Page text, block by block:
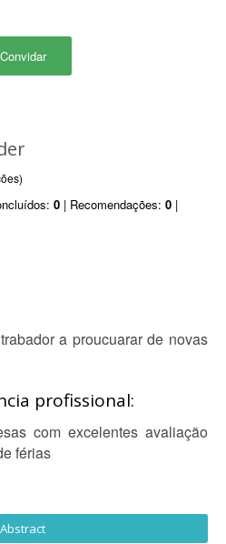
Convidar
0 | Recomendações: 0 |
a proucuarar de novas
profissional:
com excelentes avaliação
férias
Abstract